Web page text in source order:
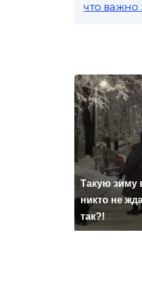
что важно
Такую зиму
никто не
так?!